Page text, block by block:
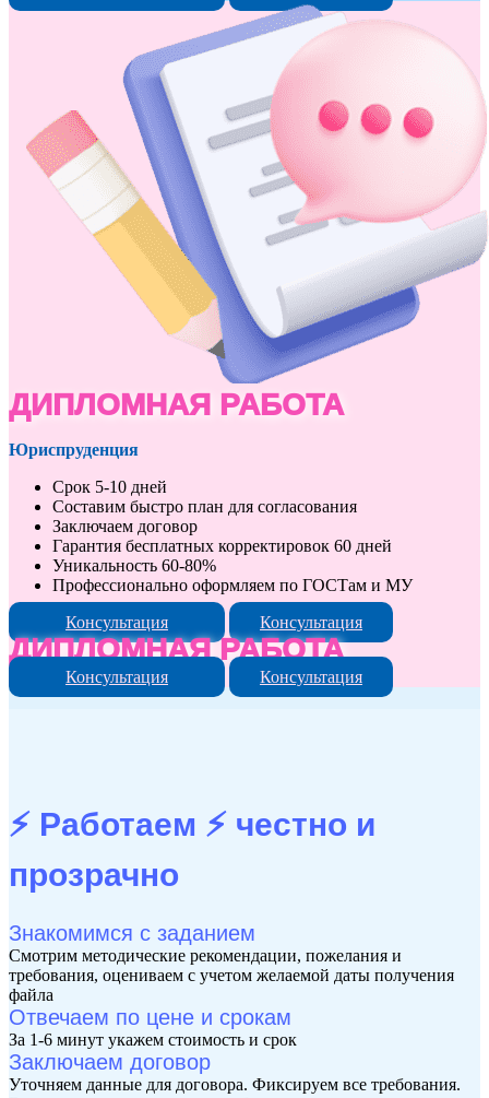
ДИПЛОМНАЯ РАБОТА
Юриспруденция
Срок 5-10 дней
Составим быстро план для согласования
Заключаем договор
Гарантия бесплатных корректировок 60 дней
Уникальность 60-80%
Профессионально оформляем по ГОСТам и МУ
Консультация
Консультация
ДИПЛОМНАЯ РАБОТА
Консультация Консультация
⚡ Работаем ⚡ честно и
прозрачно
Знакомимся с заданием
Смотрим методические рекомендации, пожелания и
требования, оцениваем с учетом желаемой даты получения
файла
Отвечаем по цене и срокам
За 1-6 минут укажем стоимость и срок
Заключаем договор
Уточняем данные для договора. Фиксируем все требования.